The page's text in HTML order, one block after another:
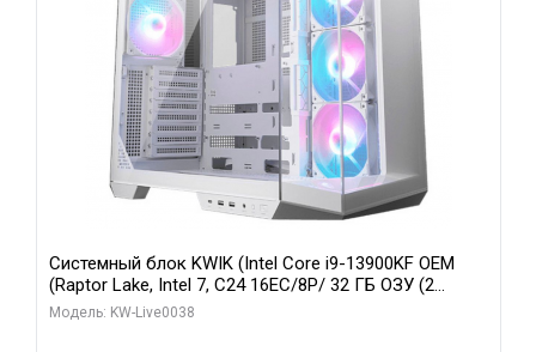
Системный блок KWIK (Intel Core i9-13900KF OEM
(Raptor Lake, Intel 7, C24 16EC/8P/ 32 ГБ ОЗУ (2
модуля)/ Gigabyte RX9070XT GAMING OC 16GB GDDR6
Модель: KW-Live0038